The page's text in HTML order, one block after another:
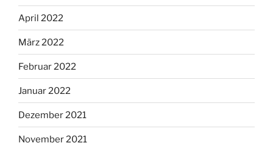
April 2022
März 2022
Februar 2022
Januar 2022
Dezember 2021
November 2021